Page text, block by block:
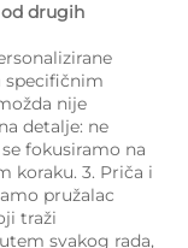
drugih
specifičnim
nije
detalje: ne
fokusiramo na
koraku. 3. Priča i
pružalac
traži
svakog rada,